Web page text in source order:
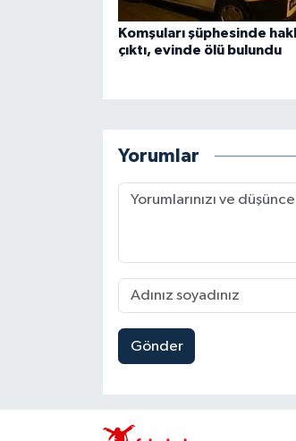
Komşuları şüphesinde
çıktı, evinde ölü bulundu
Yorumlar
Gönder